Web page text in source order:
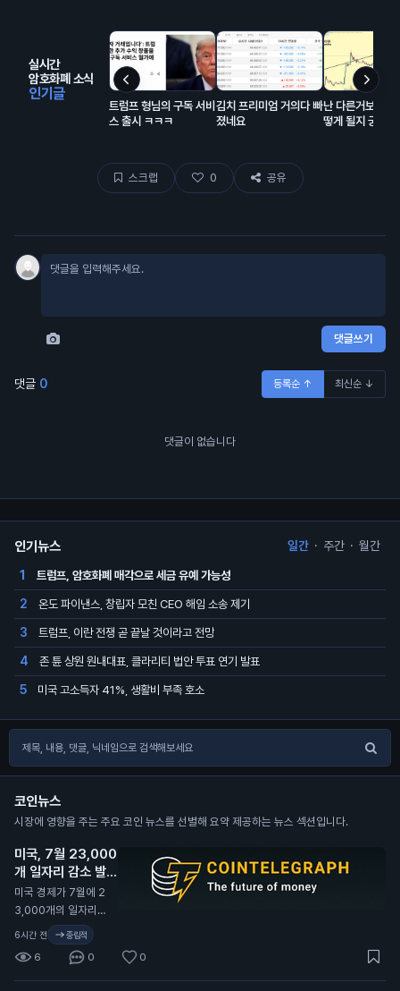
실시간
암호화폐 소식
인기글
트럼프 형님의 구독 서비
스 출시 ㅋㅋㅋ
김치 프리미엄 거의다 빠
졌네요
난 다른거보다
떻게 될지 궁금함
스크랩 0 공유
댓글쓰기
댓글 0 등록순 ↑ 최신순 ↓
댓글이 없습니다
인기뉴스 일간 · 주간 · 월간
1 트럼프, 암호화폐 매각으로 세금 유예 가능성
2 온도 파이낸스, 창립자 모친 CEO 해임 소송 제기
3 트럼프, 이란 전쟁 곧 끝날 것이라고 전망
4 존 튠 상원 원내대표, 클라리티 법안 투표 연기 발표
5 미국 고소득자 41%, 생활비 부족 호소
코인뉴스
시장에 영향을 주는 주요 코인 뉴스를 선별해 요약 제공하는 뉴스 섹션입니다.
미국, 7월 23,000
개 일자리 감소 발표
N
미국 경제가 7월에 2
3,000개의 일자리를
잃었다고 발표했습니
다. 이는 80,000개
의 일자리 증가 예상
과 크게 다릅니다. 미
6시간 전 중립적
6 0 0